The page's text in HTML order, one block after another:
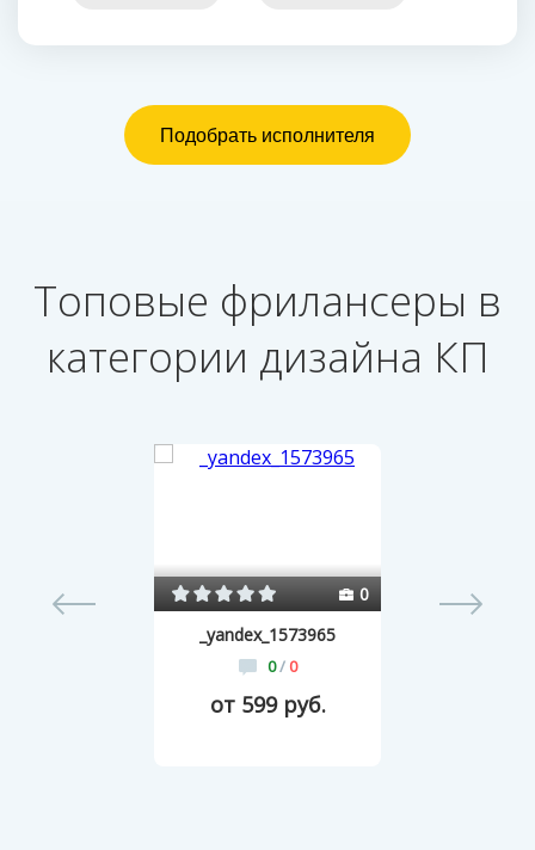
Топовые фрилансеры в
категории дизайна КП
0
_yandex_1573965
0/ 0
от 599 руб.